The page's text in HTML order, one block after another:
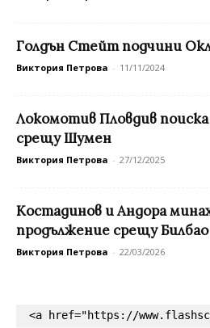
Голдън Стейт подчини
Виктория Петрова - 11/11/2024
Локомотив Пловдив
срещу Шумен
Виктория Петрова - 27/12/2025
Костадинов и Андора
продължение срещу Билбао
Виктория Петрова - 22/03/2026
<a href="https://